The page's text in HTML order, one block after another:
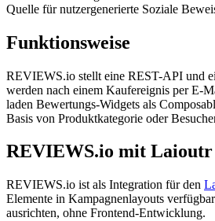
Quelle für nutzergenerierte Soziale
Funktionsweise
REVIEWS.io stellt eine REST-API und
werden nach einem Kaufereignis per E-
laden Bewertungs-Widgets als
Basis von Produktkategorie oder
REVIEWS.io mit Laioutr
REVIEWS.io ist als Integration für den
Elemente in Kampagnenlayouts
ausrichten, ohne Frontend-Entwicklung.